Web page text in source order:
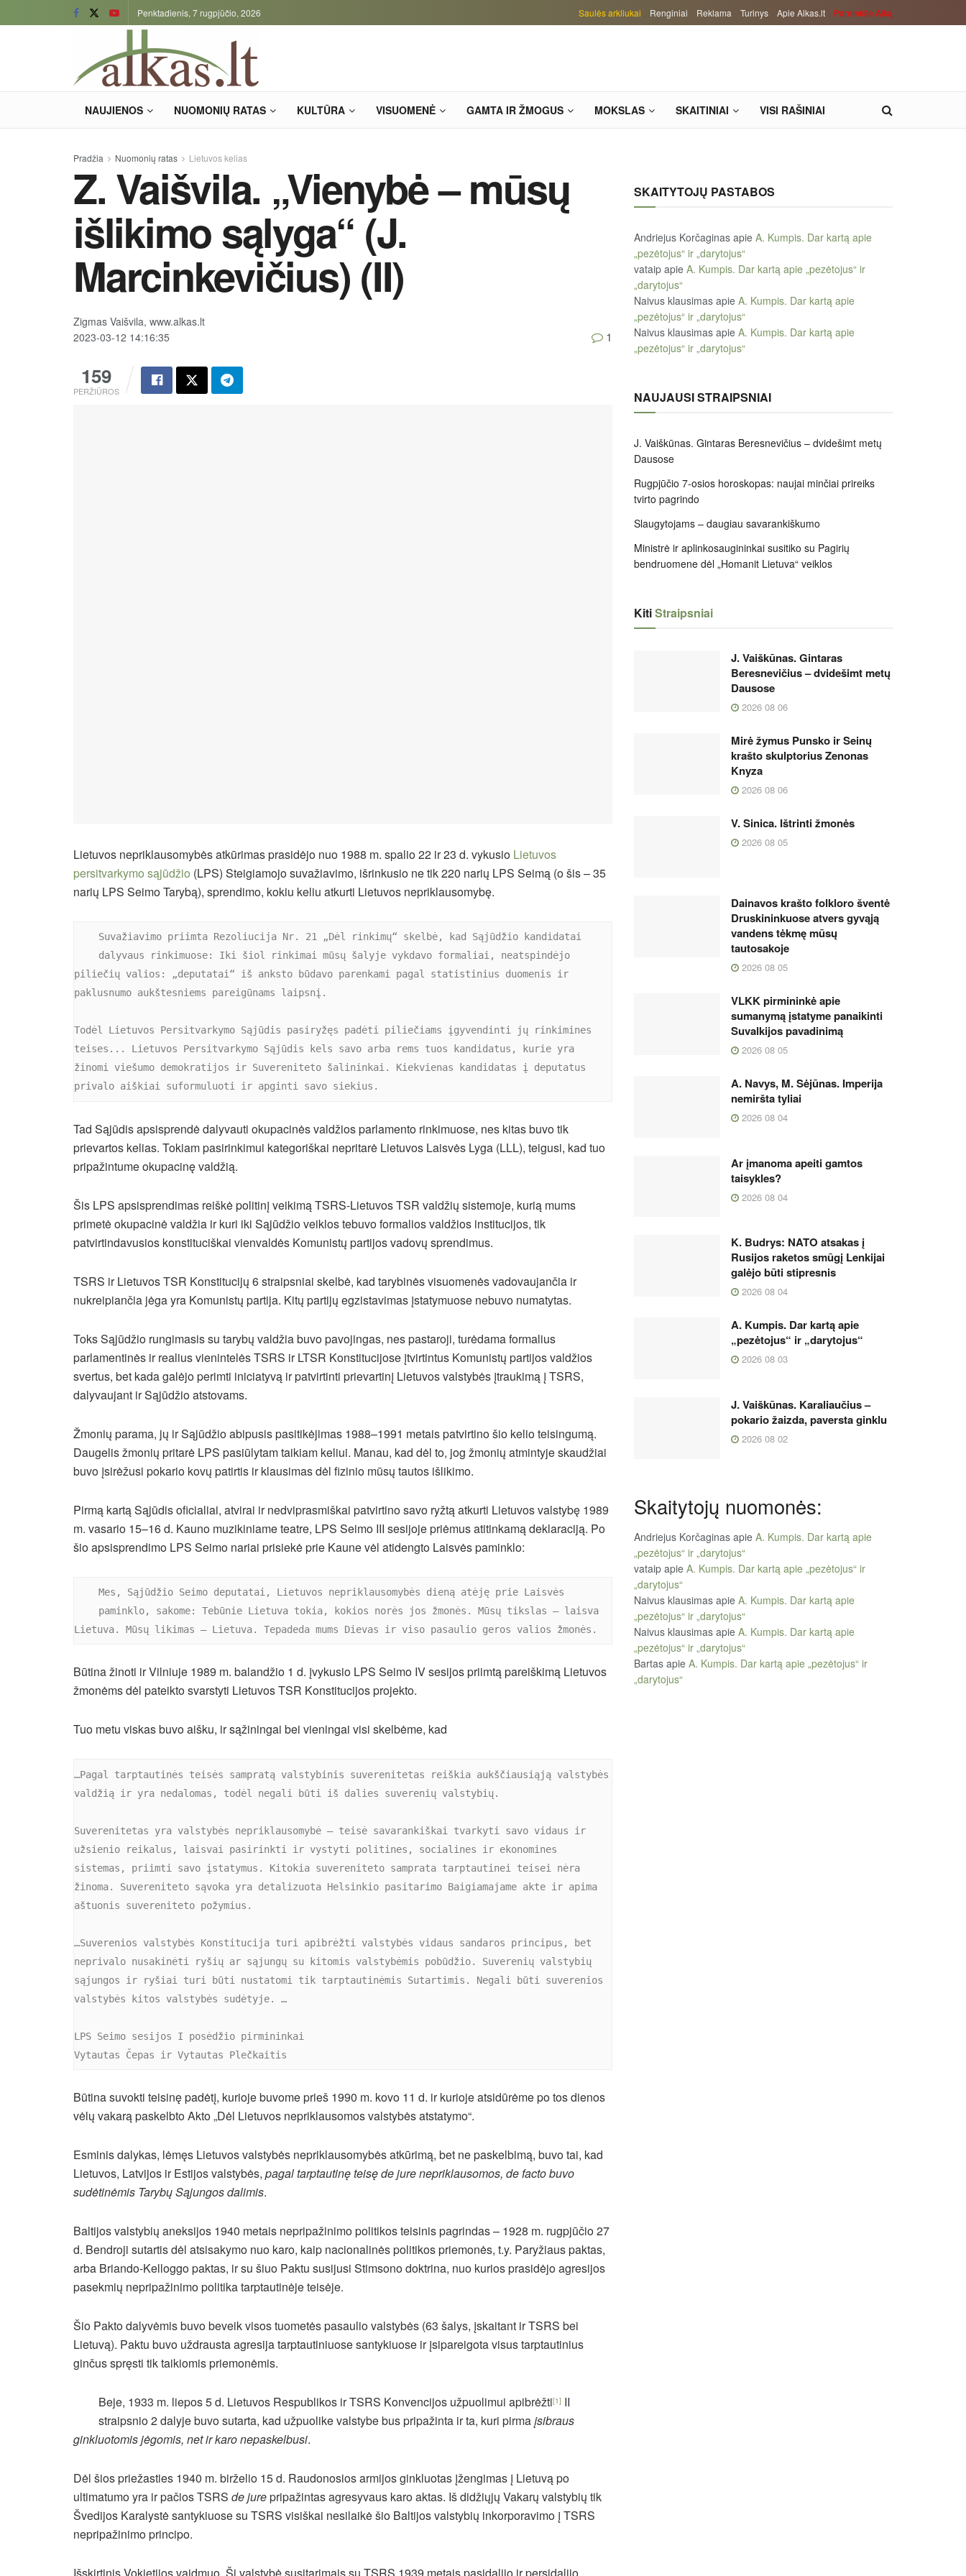
Penktadienis, 7 rugpjūčio, 2026 Saulės arkliukai Renginiai Reklama Turinys Apie Alkas.lt Paremkite Alką
NAUJIENOS NUOMONIŲ RATAS KULTŪRA VISUOMENĖ GAMTA IR ŽMOGUS MOKSLAS SKAITINIAI VISI RAŠINIAI
Pradžia Nuomonių ratas Lietuvos kelias
Z. Vaišvila. „Vienybė – mūsų
išlikimo sąlyga“ (J.
Marcinkevičius) (II)
Zigmas Vaišvila, www.alkas.lt
2023-03-12 14:16:35
159
PERŽIŪROS
1
Lietuvos nepriklausomybės atkūrimas prasidėjo nuo 1988 m. spalio 22 ir 23 d. vykusio Lietuvos
persitvarkymo sąjūdžio (LPS) Steigiamojo suvažiavimo, išrinkusio ne tik 220 narių LPS Seimą (o šis – 35
narių LPS Seimo Tarybą), sprendimo, kokiu keliu atkurti Lietuvos nepriklausomybę.
Suvažiavimo priimta Rezoliucija Nr. 21 „Dėl rinkimų“ skelbė, kad Sąjūdžio kandidatai
dalyvaus rinkimuose: Iki šiol rinkimai mūsų šalyje vykdavo formaliai, neatspindėjo
piliečių valios: „deputatai“ iš anksto būdavo parenkami pagal statistinius duomenis ir
paklusnumo aukštesniems pareigūnams laipsnį.
Todėl Lietuvos Persitvarkymo Sąjūdis pasiryžęs padėti piliečiams įgyvendinti jų rinkimines
teises... Lietuvos Persitvarkymo Sąjūdis kels savo arba rems tuos kandidatus, kurie yra
žinomi viešumo demokratijos ir Suvereniteto šalininkai. Kiekvienas kandidatas į deputatus
privalo aiškiai suformuluoti ir apginti savo siekius.
Tad Sąjūdis apsisprendė dalyvauti okupacinės valdžios parlamento rinkimuose, nes kitas buvo tik
prievartos kelias. Tokiam pasirinkimui kategoriškai nepritarė Lietuvos Laisvės Lyga (LLL), teigusi, kad tuo
pripažintume okupacinę valdžią.
Šis LPS apsisprendimas reiškė politinį veikimą TSRS-Lietuvos TSR valdžių sistemoje, kurią mums
primetė okupacinė valdžia ir kuri iki Sąjūdžio veiklos tebuvo formalios valdžios institucijos, tik
patvirtindavusios konstituciškai vienvaldės Komunistų partijos vadovų sprendimus.
TSRS ir Lietuvos TSR Konstitucijų 6 straipsniai skelbė, kad tarybinės visuomenės vadovaujančia ir
nukreipiančia jėga yra Komunistų partija. Kitų partijų egzistavimas įstatymuose nebuvo numatytas.
Toks Sąjūdžio rungimasis su tarybų valdžia buvo pavojingas, nes pastaroji, turėdama formalius
parlamentinės ir realius vienintelės TSRS ir LTSR Konstitucijose įtvirtintus Komunistų partijos valdžios
svertus, bet kada galėjo perimti iniciatyvą ir patvirtinti prievartinį Lietuvos valstybės įtraukimą į TSRS,
dalyvaujant ir Sąjūdžio atstovams.
Žmonių parama, jų ir Sąjūdžio abipusis pasitikėjimas 1988–1991 metais patvirtino šio kelio teisingumą.
Daugelis žmonių pritarė LPS pasiūlytam taikiam keliui. Manau, kad dėl to, jog žmonių atmintyje skaudžiai
buvo įsirėžusi pokario kovų patirtis ir klausimas dėl fizinio mūsų tautos išlikimo.
Pirmą kartą Sąjūdis oficialiai, atvirai ir nedviprasmiškai patvirtino savo ryžtą atkurti Lietuvos valstybę 1989
m. vasario 15–16 d. Kauno muzikiniame teatre, LPS Seimo III sesijoje priėmus atitinkamą deklaraciją. Po
šio apsisprendimo LPS Seimo nariai prisiekė prie Kaune vėl atidengto Laisvės paminklo:
Mes, Sąjūdžio Seimo deputatai, Lietuvos nepriklausomybės dieną atėję prie Laisvės
paminklo, sakome: Tebūnie Lietuva tokia, kokios norės jos žmonės. Mūsų tikslas – laisva
Lietuva. Mūsų likimas – Lietuva. Tepadeda mums Dievas ir viso pasaulio geros valios žmonės.
Būtina žinoti ir Vilniuje 1989 m. balandžio 1 d. įvykusio LPS Seimo IV sesijos priimtą pareiškimą Lietuvos
žmonėms dėl pateikto svarstyti Lietuvos TSR Konstitucijos projekto.
Tuo metu viskas buvo aišku, ir sąžiningai bei vieningai visi skelbėme, kad
…Pagal tarptautinės teisės sampratą valstybinis suverenitetas reiškia aukščiausiąją valstybės
valdžią ir yra nedalomas, todėl negali būti iš dalies suverenių valstybių.
Suverenitetas yra valstybės nepriklausomybė – teisė savarankiškai tvarkyti savo vidaus ir
užsienio reikalus, laisvai pasirinkti ir vystyti politines, socialines ir ekonomines
sistemas, priimti savo įstatymus. Kitokia suvereniteto samprata tarptautinei teisei nėra
žinoma. Suvereniteto sąvoka yra detalizuota Helsinkio pasitarimo Baigiamajame akte ir apima
aštuonis suvereniteto požymius.
…Suverenios valstybės Konstitucija turi apibrėžti valstybės vidaus sandaros principus, bet
neprivalo nusakinėti ryšių ar sąjungų su kitomis valstybėmis pobūdžio. Suverenių valstybių
sąjungos ir ryšiai turi būti nustatomi tik tarptautinėmis Sutartimis. Negali būti suverenios
valstybės kitos valstybės sudėtyje. …
LPS Seimo sesijos I posėdžio pirmininkai
Vytautas Čepas ir Vytautas Plečkaitis
Būtina suvokti teisinę padėtį, kurioje buvome prieš 1990 m. kovo 11 d. ir kurioje atsidūrėme po tos dienos
vėlų vakarą paskelbto Akto „Dėl Lietuvos nepriklausomos valstybės atstatymo“.
Esminis dalykas, lėmęs Lietuvos valstybės nepriklausomybės atkūrimą, bet ne paskelbimą, buvo tai, kad
Lietuvos, Latvijos ir Estijos valstybės, pagal tarptautinę teisę de jure nepriklausomos, de facto buvo
sudėtinėmis Tarybų Sąjungos dalimis.
Baltijos valstybių aneksijos 1940 metais nepripažinimo politikos teisinis pagrindas – 1928 m. rugpjūčio 27
d. Bendroji sutartis dėl atsisakymo nuo karo, kaip nacionalinės politikos priemonės, t.y. Paryžiaus paktas,
arba Briando-Kelloggo paktas, ir su šiuo Paktu susijusi Stimsono doktrina, nuo kurios prasidėjo agresijos
pasekmių nepripažinimo politika tarptautinėje teisėje.
Šio Pakto dalyvėmis buvo beveik visos tuometės pasaulio valstybės (63 šalys, įskaitant ir TSRS bei
Lietuvą). Paktu buvo uždrausta agresija tarptautiniuose santykiuose ir įsipareigota visus tarptautinius
ginčus spręsti tik taikiomis priemonėmis.
Beje, 1933 m. liepos 5 d. Lietuvos Respublikos ir TSRS Konvencijos užpuolimui apibrėžti[1] II
straipsnio 2 dalyje buvo sutarta, kad užpuolike valstybe bus pripažinta ir ta, kuri pirmaįsibraus
ginkluotomis jėgomis, net ir karo nepaskelbusi.
Dėl šios priežasties 1940 m. birželio 15 d. Raudonosios armijos ginkluotas įžengimas į Lietuvą po
ultimatumo yra ir pačios TSRS de jurepripažintas agresyvaus karo aktas. Iš didžiųjų Vakarų valstybių tik
Švedijos Karalystė santykiuose su TSRS visiškai nesilaikė šio Baltijos valstybių inkorporavimo į TSRS
nepripažinimo principo.
SKAITYTOJŲ PASTABOS
Andriejus Korčaginas apie A. Kumpis. Dar kartą apie
„pezėtojus“ ir „darytojus“
vataip apie A. Kumpis. Dar kartą apie „pezėtojus“ ir
„darytojus“
Naivus klausimas apie A. Kumpis. Dar kartą apie
„pezėtojus“ ir „darytojus“
Naivus klausimas apie A. Kumpis. Dar kartą apie
„pezėtojus“ ir „darytojus“
NAUJAUSI STRAIPSNIAI
J. Vaiškūnas. Gintaras Beresnevičius – dvidešimt metų
Dausose
Rugpjūčio 7-osios horoskopas: naujai minčiai prireiks
tvirto pagrindo
Slaugytojams – daugiau savarankiškumo
Ministrė ir aplinkosaugininkai susitiko su Pagirių
bendruomene dėl „Homanit Lietuva“ veiklos
KitiStraipsniai
J. Vaiškūnas. Gintaras
Beresnevičius – dvidešimt metų
Dausose
2026 08 06
Mirė žymus Punsko ir Seinų
krašto skulptorius Zenonas
Knyza
2026 08 06
V. Sinica. Ištrinti žmonės
2026 08 05
Dainavos krašto folkloro šventė
Druskininkuose atvers gyvąją
vandens tėkmę mūsų
tautosakoje
2026 08 05
VLKK pirmininkė apie
sumanymą įstatyme panaikinti
Suvalkijos pavadinimą
2026 08 05
A. Navys, M. Sėjūnas. Imperija
nemiršta tyliai
2026 08 04
Ar įmanoma apeiti gamtos
taisykles?
2026 08 04
K. Budrys: NATO atsakas į
Rusijos raketos smūgį Lenkijai
galėjo būti stipresnis
2026 08 04
A. Kumpis. Dar kartą apie
„pezėtojus“ ir „darytojus“
2026 08 03
J. Vaiškūnas. Karaliaučius –
pokario žaizda, paversta ginklu
2026 08 02
Skaitytojų nuomonės:
Andriejus Korčaginas apie A. Kumpis. Dar kartą apie
„pezėtojus“ ir „darytojus“
vataip apie A. Kumpis. Dar kartą apie „pezėtojus“ ir
„darytojus“
Naivus klausimas apie A. Kumpis. Dar kartą apie
„pezėtojus“ ir „darytojus“
Naivus klausimas apie A. Kumpis. Dar kartą apie
„pezėtojus“ ir „darytojus“
Bartas apie A. Kumpis. Dar kartą apie „pezėtojus“ ir
„darytojus“